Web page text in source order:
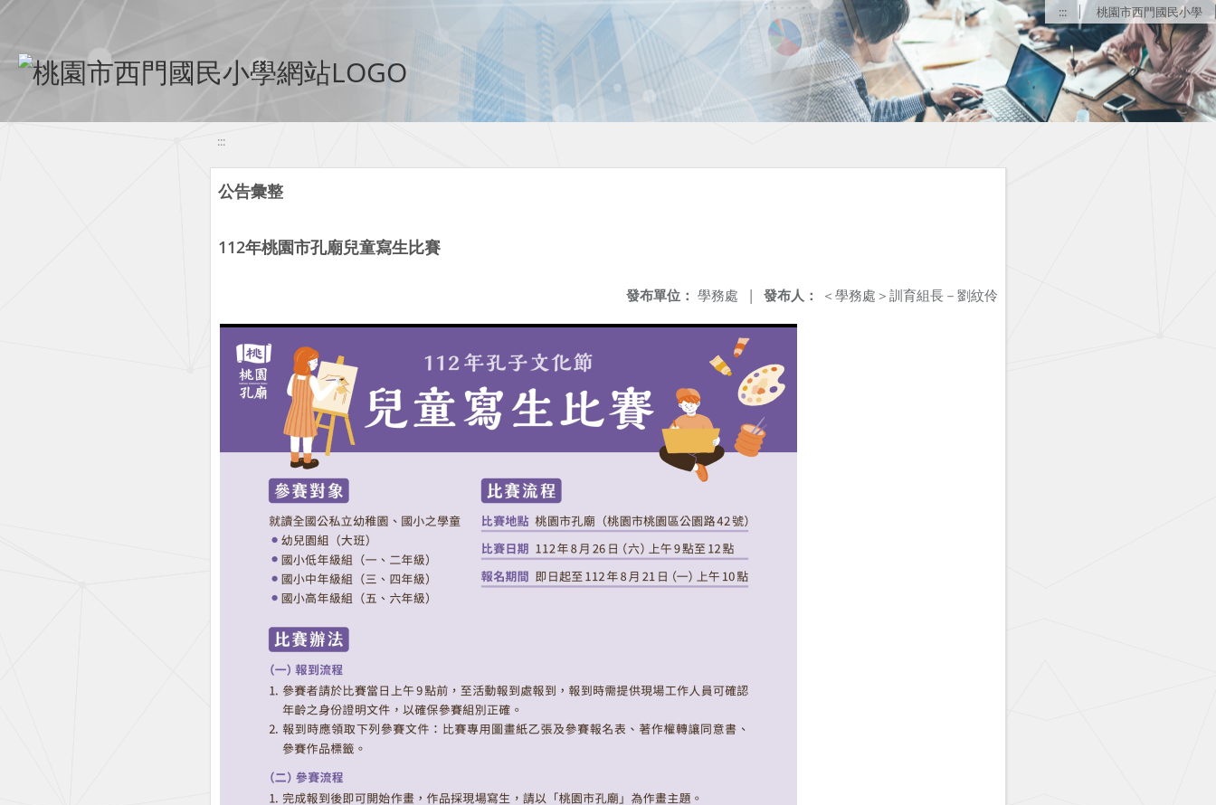
移至網頁之主要內容區位置 ::: 桃園市西門國民小學
:::
公告彙整
112年桃園市孔廟兒童寫生比賽
發布人： ＜學務處＞訓育組長－劉紋伶
發布單位： 學務處 |